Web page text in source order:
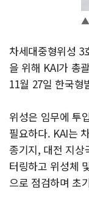
▲
차세대중형위성 3
을 위해 KAI가 총
11월 27일 한국형
위성은 임무에 투
필요하다. KAI는
종기지, 대전 지상
터링하고 위성체
으로 점검하며 초